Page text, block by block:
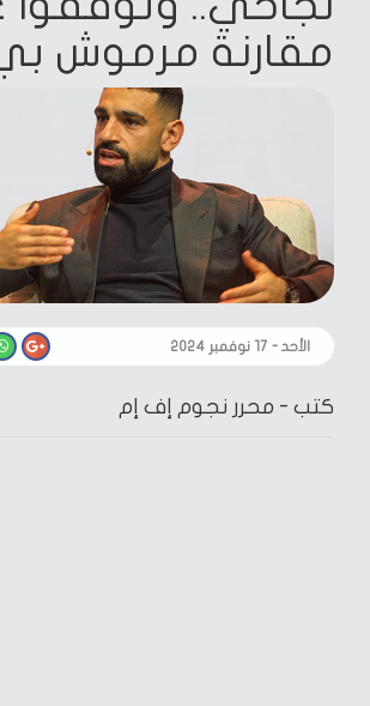
مقارنة مرموش
الأحد - ١٧ نوفمبر ٢٠٢٤
كتب - محرر نجوم إف إم